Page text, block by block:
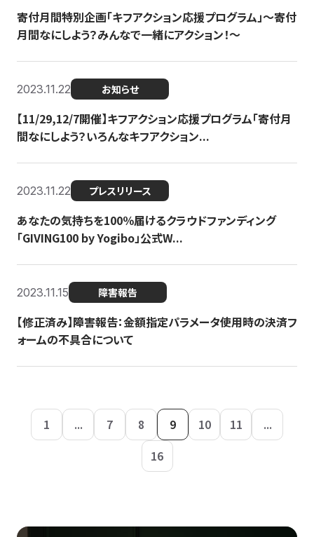
寄付月間特別企画「キフアクション応援プログラム」〜寄付
月間なにしよう？みんなで一緒にアクション！〜
2023.11.22 お知らせ
【11/29,12/7開催】キフアクション応援プログラム「寄付月
間なにしよう？いろんなキフアクション...
2023.11.22 プレスリリース
あなたの気持ちを100％届けるクラウドファンディング
「GIVING100 by Yogibo」公式W...
2023.11.15 障害報告
【修正済み】障害報告：金額指定パラメータ使用時の決済フ
ォームの不具合について
1 ... 7 8 9 10 11
...
16